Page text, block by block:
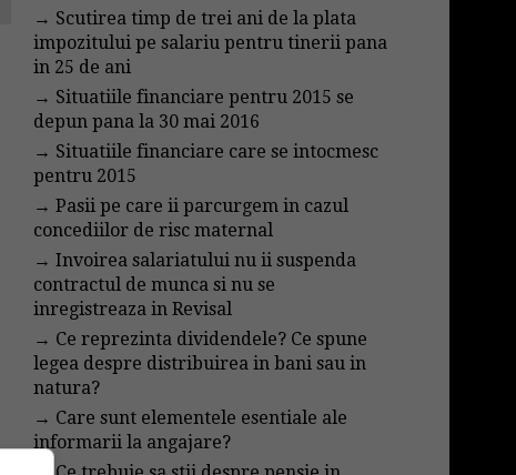
→ Scutirea timp de trei ani de la plata
impozitului pe salariu pentru tinerii pana
in 25 de ani
→ Situatiile financiare pentru 2015 se
depun pana la 30 mai 2016
→ Situatiile financiare care se intocmesc
pentru 2015
→Pasii pe care ii parcurgem in cazul
concediilor de risc maternal
→Invoirea salariatului nu ii suspenda
contractul de munca si nu se
inregistreaza in Revisal
→ Ce reprezinta dividendele? Ce spune
legea despre distribuirea in bani sau in
natura?
→ Care sunt elementele esentiale ale
informarii la angajare?